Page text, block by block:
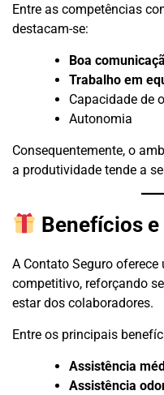
Entre as competências
destacam-se:
Boa
Trabalho em
Capacidade de
Autonomia
Consequentemente, o
a produtividade tende a
Benefícios
A Contato Seguro
competitivo, reforçando
estar dos colaboradores.
Entre os principais
Assistência
Assistência